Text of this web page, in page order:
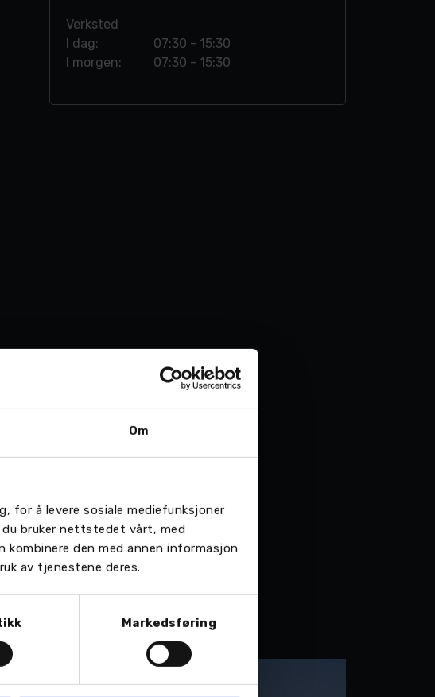
Om
for å levere sosiale mediefunksjoner
bruker nettstedet vårt, med
kombinere den med annen informasjon
av tjenestene deres.
Markedsføring
Verksted
I dag:
07:30 - 15:30
I morgen:
07:30 - 15:30